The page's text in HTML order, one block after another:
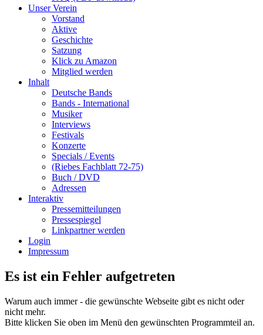
Unser Verein
Vorstand
Aktive
Geschichte
Satzung
Klick zu Amazon
Mitglied werden
Inhalt
Deutsche Bands
Bands - International
Musiker
Interviews
Festivals
Konzerte
Specials / Events
(Riebes Fachblatt 72-75)
Buch / DVD
Adressen
Interaktiv
Pressemitteilungen
Pressespiegel
Linkpartner werden
Login
Impressum
Es ist ein Fehler aufgetreten
Warum auch immer - die gewünschte Webseite gibt es nicht oder
nicht mehr.
Bitte klicken Sie oben im Menü den gewünschten Programmteil an.